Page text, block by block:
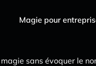
Magie pour
sans évoquer le